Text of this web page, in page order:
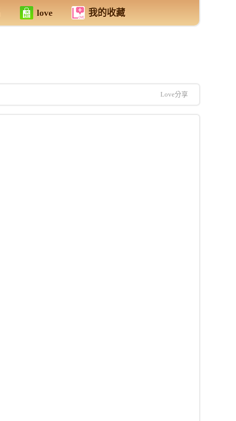
love 我的收藏
Love分享